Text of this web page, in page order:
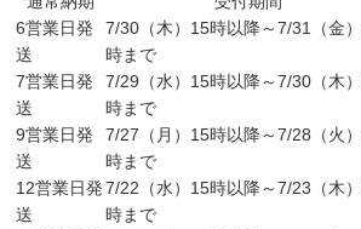
6営業日発
送
7/30（木）15時以降～7/31（金
時まで
7営業日発
送
7/29（水）15時以降～7/30（木
時まで
9営業日発
送
7/27（月）15時以降～7/28（火
時まで
12営業日発
送
7/22（水）15時以降～7/23（木
時まで